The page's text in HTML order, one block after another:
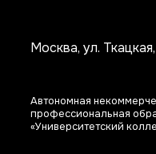
Москва, ул. Ткацкая,
Автономная
профессиональная
«Университетский